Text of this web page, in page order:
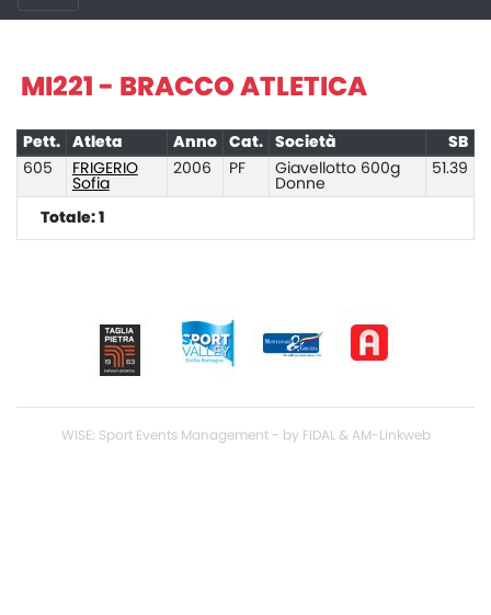
MI221 - BRACCO ATLETICA
Pett. Atleta Anno Cat. Società
SB
605
FRIGERIO
Sofia
2006 PF
Giavellotto 600g
Donne
51.39
Totale: 1
WISE: Sport Events Management - by FIDAL & AM-Linkweb